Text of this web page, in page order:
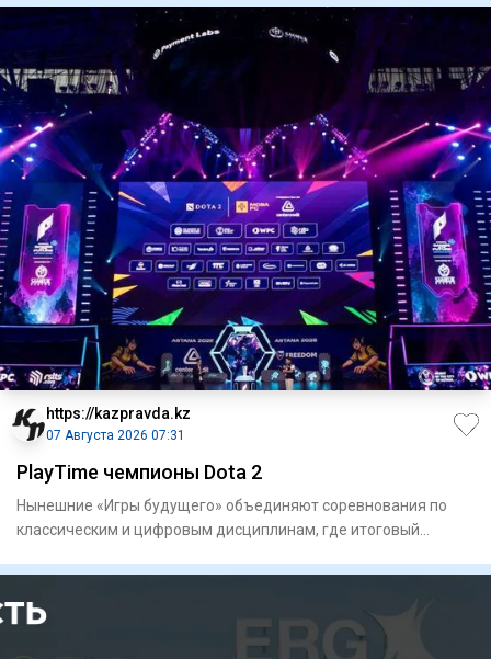
https://kazpravda.kz
07 Августа 2026 07:31
PlayTime чемпионы Dota 2
Нынешние «Игры будущего» объединяют соревнования по
классическим и цифровым дисциплинам, где итоговый